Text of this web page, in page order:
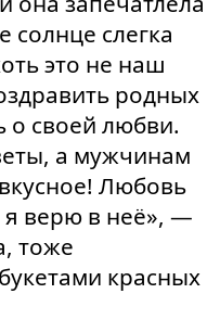
солнце слегка
это не наш
родных
своей любви.
а мужчинам
Любовь
верю в неё», —
тоже
красных